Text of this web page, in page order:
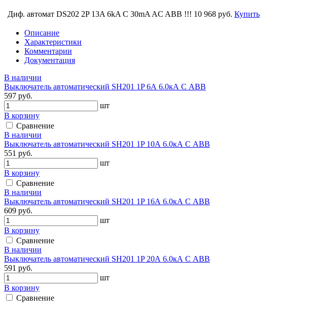
Диф. автомат DS202 2P 13A 6kA C 30mA AC ABВ !!! 10 968 руб. Купить
Описание
Характеристики
Комментарии
Документация
В наличии
Выключатель автоматический SH201 1P 6А 6.0кА С АВВ
597 руб.
шт
В корзину
Сравнение
В наличии
Выключатель автоматический SH201 1P 10А 6.0кА С АВВ
551 руб.
шт
В корзину
Сравнение
В наличии
Выключатель автоматический SH201 1P 16А 6.0кА С АВВ
609 руб.
шт
В корзину
Сравнение
В наличии
Выключатель автоматический SH201 1P 20А 6.0кА С АВВ
591 руб.
шт
В корзину
Сравнение